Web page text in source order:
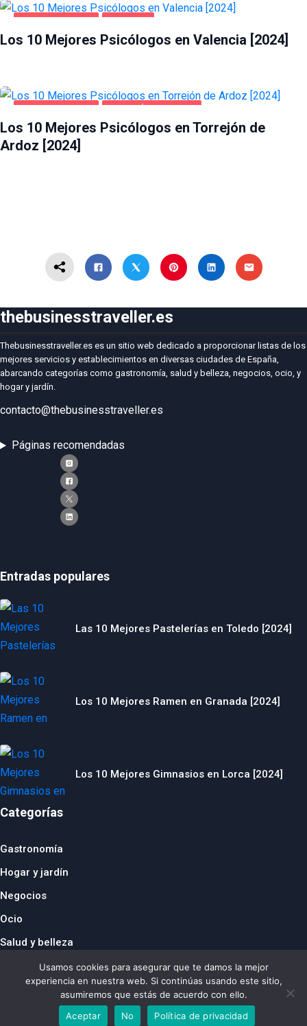
Los 10 Mejores Psicólogos en Valencia [2024]
Los 10 Mejores Psicólogos en Torrejón de
Ardoz [2024]
thebusinesstraveller.es
Thebusinesstraveller.es es un sitio web dedicado a proporcionar listas de los
mejores servicios y establecimientos en diversas ciudades de España,
abarcando categorías como gastronomía, salud y belleza, negocios, ocio, y
hogar y jardín.
contacto@thebusinesstraveller.es
Páginas recomendadas
Entradas populares
Las 10 Mejores Pastelerías en Toledo [2024]
Los 10 Mejores Ramen en Granada [2024]
Los 10 Mejores Gimnasios en Lorca [2024]
Categorías
Gastronomía
Hogar y jardín
Negocios
Ocio
Salud y belleza
República Checa|Francia|Suiza|Reino Unido |Países
|Alemania |Bélgica |Austria| Dinamarca
España
Polonia
Usamos cookies para asegurar que te damos la mejor
experiencia en nuestra web. Si continúas usando este sitio,
asumiremos que estás de acuerdo con ello.
Aceptar
No Política de privacidad